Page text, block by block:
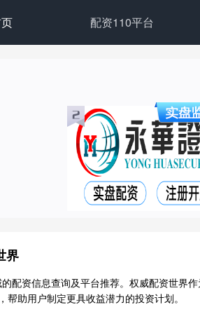
配资110平台
界
配资信息查询及平台推荐。权威配资世界
助用户制定更具收益潜力的投资计划。